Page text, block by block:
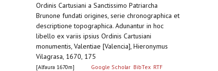
Ordinis Cartusiani a Sanctissimo Patriarcha
Brunone fundati origines, serie chronographica et
descriptione topographica. Adunantur in hoc
libello ex variis ipsius Ordinis Cartusiani
monumentis, Valentiae [Valencia], Hieronymus
Vilagrasa, 1670, 175
[Alfaura 1670m] Google Scholar BibTex RTF